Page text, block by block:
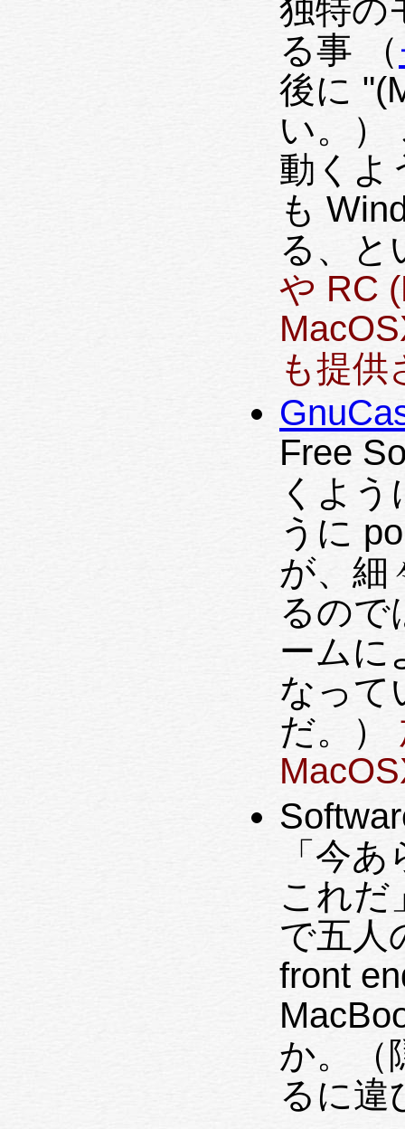
独特の
る事 （
後に
い。）
動くよ
も
る、
や RC
も提供
Free
くよ
うに
が、細
るので
ームに
なって
だ。）
「今
これだ
で五人
front
か。（
るに違